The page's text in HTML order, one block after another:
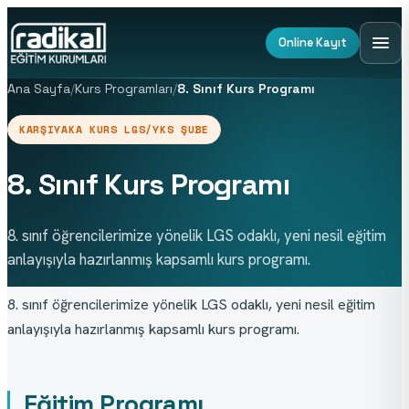
Online Kayıt
Ana Sayfa/Kurs Programları/8. Sınıf Kurs Programı
KARŞIYAKA KURS LGS/YKS ŞUBE
8. Sınıf Kurs Programı
8. sınıf öğrencilerimize yönelik LGS odaklı, yeni nesil eğitim
anlayışıyla hazırlanmış kapsamlı kurs programı.
8. sınıf öğrencilerimize yönelik LGS odaklı, yeni nesil eğitim
anlayışıyla hazırlanmış kapsamlı kurs programı.